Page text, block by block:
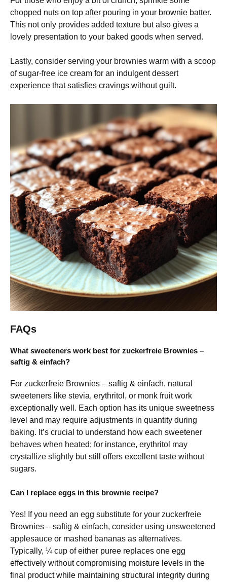
chopped nuts on top after pouring in your brownie batter.
This not only provides added texture but also gives a
lovely presentation to your baked goods when served.
Lastly, consider serving your brownies warm with a scoop
of sugar-free ice cream for an indulgent dessert
experience that satisfies cravings without guilt.
FAQs
What sweeteners work best for zuckerfreie Brownies –
saftig & einfach?
For zuckerfreie Brownies – saftig & einfach, natural
sweeteners like stevia, erythritol, or monk fruit work
exceptionally well. Each option has its unique sweetness
level and may require adjustments in quantity during
baking. It’s crucial to understand how each sweetener
behaves when heated; for instance, erythritol may
crystallize slightly but still offers excellent taste without
sugars.
Can I replace eggs in this brownie recipe?
Yes! If you need an egg substitute for your zuckerfreie
Brownies – saftig & einfach, consider using unsweetened
applesauce or mashed bananas as alternatives.
Typically, ¼ cup of either puree replaces one egg
effectively without compromising moisture levels in the
final product while maintaining structural integrity during